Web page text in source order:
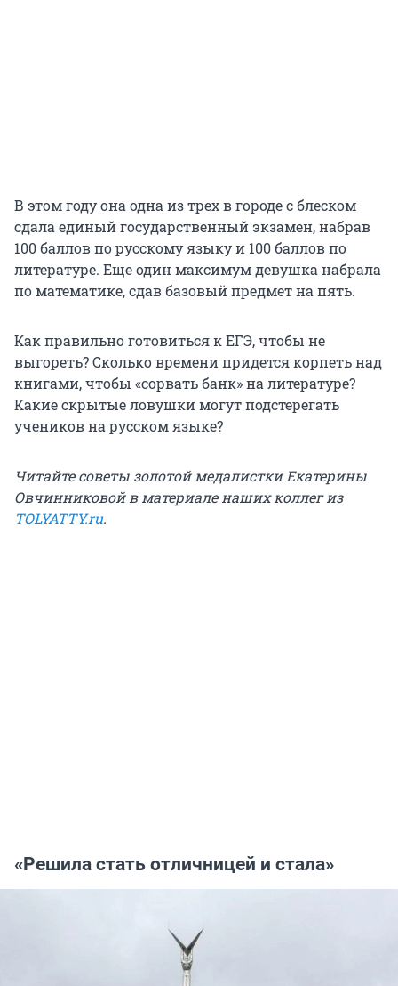
В этом году она одна из трех в городе с блеском
сдала единый государственный экзамен, набрав
100 балловпо русскому языку и 100 балловпо
литературе. Еще один максимум девушка набрала
по математике, сдав базовый предмет на пять.
Как правильно готовиться к ЕГЭ, чтобы не
выгореть? Сколько времени придется корпеть над
книгами, чтобы «сорвать банк» на литературе?
Какие скрытые ловушки могут подстерегать
учеников на русском языке?
Читайте советы золотой медалистки Екатерины
Овчинниковой в материале наших коллег из
TOLYATTY.ru.
«Решила стать отличницей и стала»